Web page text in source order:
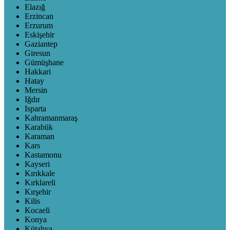
Elazığ
Erzincan
Erzurum
Eskişehir
Gaziantep
Giresun
Gümüşhane
Hakkari
Hatay
Mersin
Iğdır
Isparta
Kahramanmaraş
Karabük
Karaman
Kars
Kastamonu
Kayseri
Kırıkkale
Kırklareli
Kırşehir
Kilis
Kocaeli
Konya